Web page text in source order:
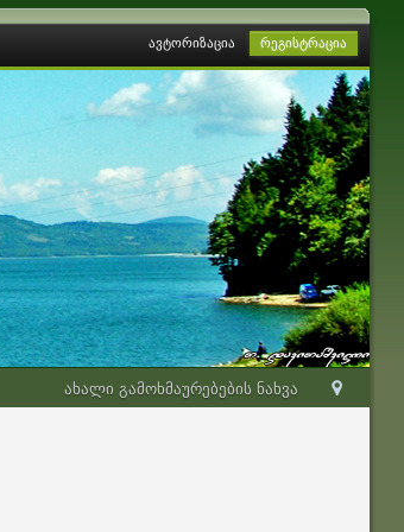
ავტორიზაცია რეგისტრაცია
ახალი გამოხმაურებების ნახვა